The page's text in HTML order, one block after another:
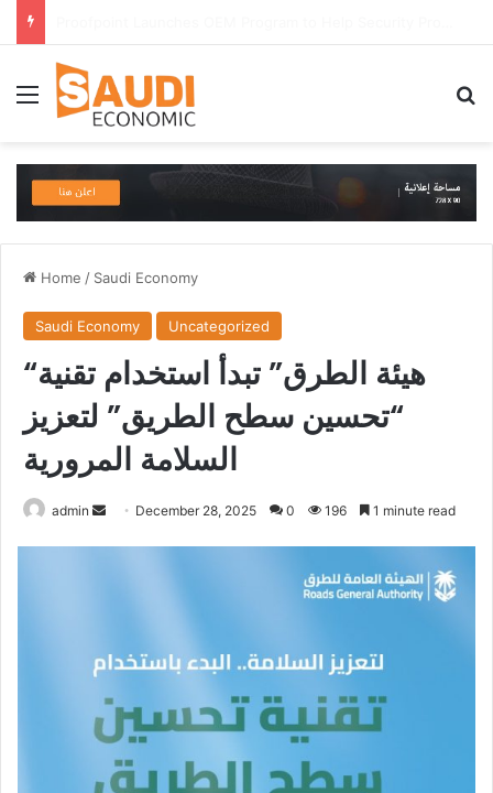
Menu
Home / Saudi Economy
Saudi Economy Uncategorized
“هيئة الطرق” تبدأ استخدام تقنية
“تحسين سطح الطريق” لتعزيز
السلامة المرورية
admin
Send December 28, 2025 0 196 1 minute read